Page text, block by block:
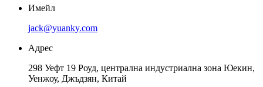
Имейл
jack@yuanky.com
Адрес
298 Уефт 19 Роуд, централна индустриална зона Юекин,
Уенжоу, Джъдзян, Китай